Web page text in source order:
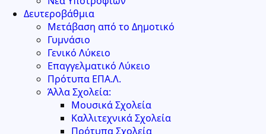
Δευτεροβάθμια
Μετάβαση από το Δημοτικό
Γυμνάσιο
Γενικό Λύκειο
Επαγγελματικό Λύκειο
Πρότυπα ΕΠΑ.Λ.
Άλλα Σχολεία:
Μουσικά Σχολεία
Καλλιτεχνικά Σχολεία
Πρότυπα Σχολεία